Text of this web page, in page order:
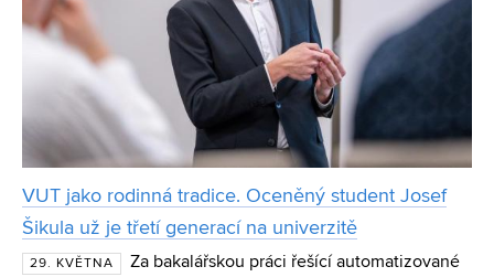
VUT jako rodinná tradice. Oceněný student Josef
Šikula už je třetí generací na univerzitě
29. KVĚTNA
Za bakalářskou práci řešící automatizované